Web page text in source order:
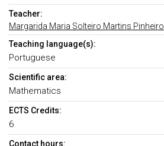
Teacher:
Margarida Maria Solteiro Martins Pinheiro
Teaching language(s):
Portuguese
Scientific area:
Mathematics
ECTS Credits:
6
Contact hours: